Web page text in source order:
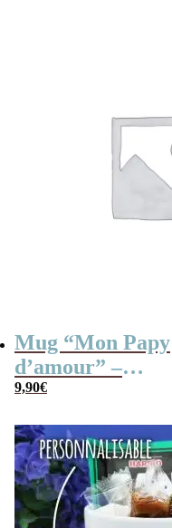
Mug “Mon Papy
d’amour” –
Cadeau Papy
9,90€